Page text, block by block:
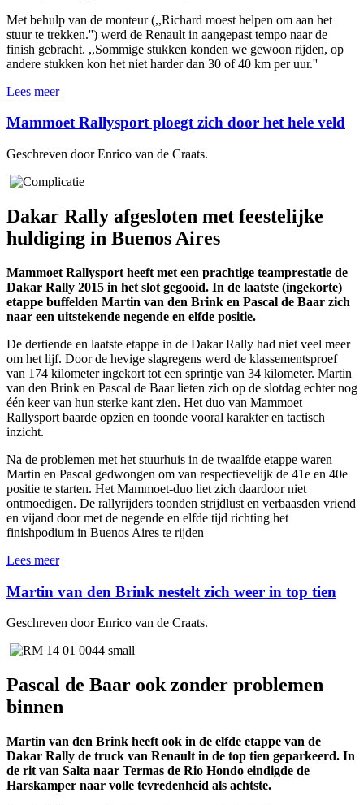
Met behulp van de monteur (,,Richard moest helpen om aan het
stuur te trekken.'') werd de Renault in aangepast tempo naar de
finish gebracht. ,,Sommige stukken konden we gewoon rijden, op
andere stukken kon het niet harder dan 30 of 40 km per uur.''
Lees meer
Mammoet Rallysport ploegt zich door het hele veld
Geschreven door Enrico van de Craats.
Dakar Rally afgesloten met feestelijke
huldiging in Buenos Aires
Mammoet Rallysport heeft met een prachtige teamprestatie de
Dakar Rally 2015 in het slot gegooid. In de laatste (ingekorte)
etappe buffelden Martin van den Brink en Pascal de Baar zich
naar een uitstekende negende en elfde positie.
De dertiende en laatste etappe in de Dakar Rally had niet veel meer
om het lijf. Door de hevige slagregens werd de klassementsproef
van 174 kilometer ingekort tot een sprintje van 34 kilometer. Martin
van den Brink en Pascal de Baar lieten zich op de slotdag echter nog
één keer van hun sterke kant zien. Het duo van Mammoet
Rallysport baarde opzien en toonde vooral karakter en tactisch
inzicht.
Na de problemen met het stuurhuis in de twaalfde etappe waren
Martin en Pascal gedwongen om van respectievelijk de 41e en 40e
positie te starten. Het Mammoet-duo liet zich daardoor niet
ontmoedigen. De rallyrijders toonden strijdlust en verbaasden vriend
en vijand door met de negende en elfde tijd richting het
finishpodium in Buenos Aires te rijden
Lees meer
Martin van den Brink nestelt zich weer in top tien
Geschreven door Enrico van de Craats.
Pascal de Baar ook zonder problemen
binnen
Martin van den Brink heeft ook in de elfde etappe van de
Dakar Rally de truck van Renault in de top tien geparkeerd. In
de rit van Salta naar Termas de Rio Hondo eindigde de
Harskamper naar volle tevredenheid als achtste.